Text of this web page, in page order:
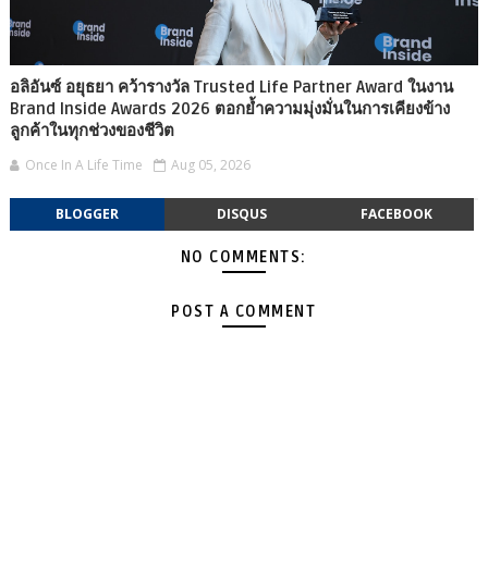
อลิอันซ์ อยุธยา คว้ารางวัล Trusted Life Partner Award ในงาน
Brand Inside Awards 2026 ตอกย้ำความมุ่งมั่นในการเคียงข้าง
ลูกค้าในทุกช่วงของชีวิต
Once In A Life Time Aug 05, 2026
BLOGGER DISQUS FACEBOOK
NO COMMENTS:
POST A COMMENT